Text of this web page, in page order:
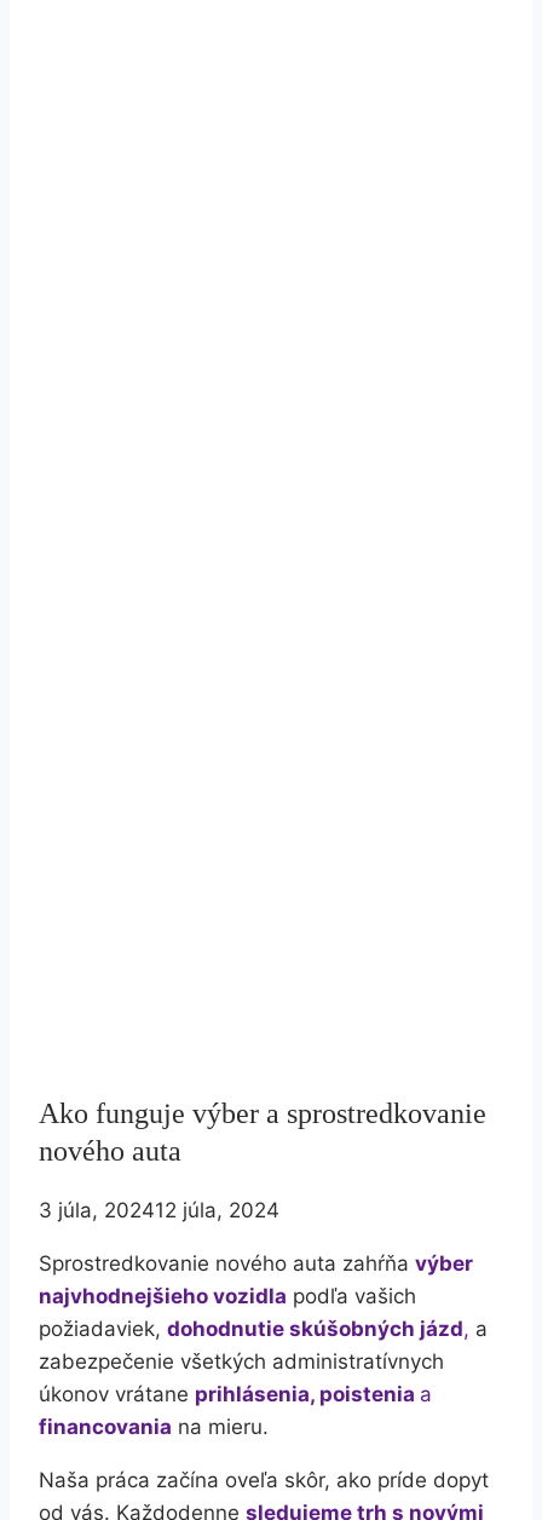
Ako funguje výber a sprostredkovanie
nového auta
3 júla, 202412 júla, 2024
Sprostredkovanie nového auta zahŕňa výber
najvhodnejšieho vozidla podľa vašich
požiadaviek, dohodnutie skúšobných jázd, a
zabezpečenie všetkých administratívnych
úkonov vrátane prihlásenia, poistenia a
financovania na mieru.
Naša práca začína oveľa skôr, ako príde dopyt
od vás. Každodenne sledujeme trh s novými